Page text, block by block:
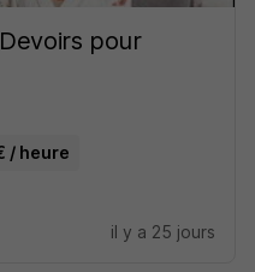
pour
/ heure
il y a 25 jours